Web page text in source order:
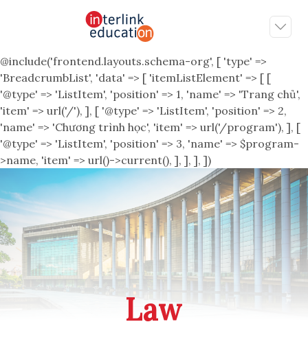
@include('frontend.layouts.schema-org', [ 'type' =>
'BreadcrumbList', 'data' => [ 'itemListElement' => [ [
'@type' => 'ListItem', 'position' => 1, 'name' => 'Trang chủ',
'item' => url('/'), ], [ '@type' => 'ListItem', 'position' => 2,
'name' => 'Chương trình học', 'item' => url('/program'), ], [
'@type' => 'ListItem', 'position' => 3, 'name' => $program-
>name, 'item' => url()->current(), ], ], ], ])
Law